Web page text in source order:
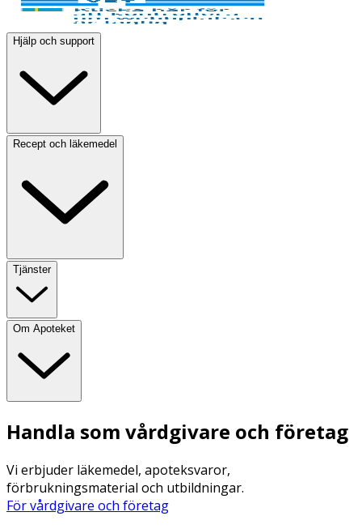
Hjälp och support
Recept och läkemedel
Tjänster
Om Apoteket
Handla som vårdgivare och företag
Vi erbjuder läkemedel, apoteksvaror,
förbrukningsmaterial och utbildningar.
För vårdgivare och företag